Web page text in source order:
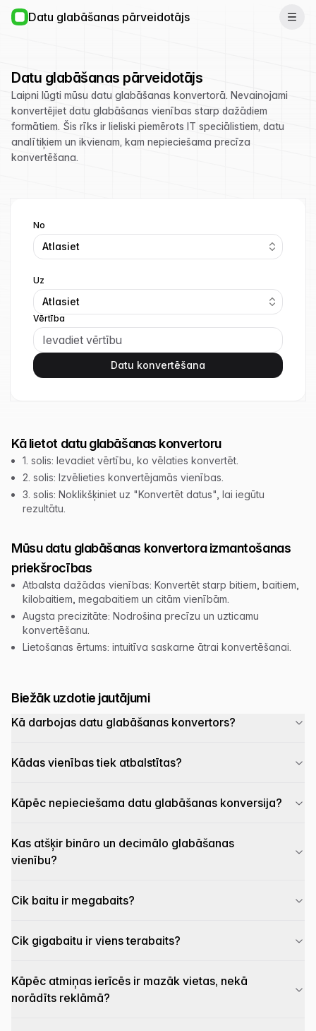
Datu glabāšanas pārveidotājs
Datu glabāšanas pārveidotājs
Laipni lūgti mūsu datu glabāšanas konvertorā. Nevainojami
konvertējiet datu glabāšanas vienības starp dažādiem
formātiem. Šis rīks ir lieliski piemērots IT speciālistiem, datu
analītiķiem un ikvienam, kam nepieciešama precīza
konvertēšana.
No
Atlasiet
Uz
Atlasiet
Vērtība
Datu konvertēšana
Kā lietot datu glabāšanas konvertoru
1. solis: Ievadiet vērtību, ko vēlaties konvertēt.
2. solis: Izvēlieties konvertējamās vienības.
3. solis: Noklikšķiniet uz "Konvertēt datus", lai iegūtu
rezultātu.
Mūsu datu glabāšanas konvertora izmantošanas
priekšrocības
Atbalsta dažādas vienības: Konvertēt starp bitiem, baitiem,
kilobaitiem, megabaitiem un citām vienībām.
Augsta precizitāte: Nodrošina precīzu un uzticamu
konvertēšanu.
Lietošanas ērtums: intuitīva saskarne ātrai konvertēšanai.
Biežāk uzdotie jautājumi
Kā darbojas datu glabāšanas konvertors?
Kādas vienības tiek atbalstītas?
Kāpēc nepieciešama datu glabāšanas konversija?
Kas atšķir bināro un decimālo glabāšanas
vienību?
Cik baitu ir megabaits?
Cik gigabaitu ir viens terabaits?
Kāpēc atmiņas ierīcēs ir mazāk vietas, nekā
norādīts reklāmā?